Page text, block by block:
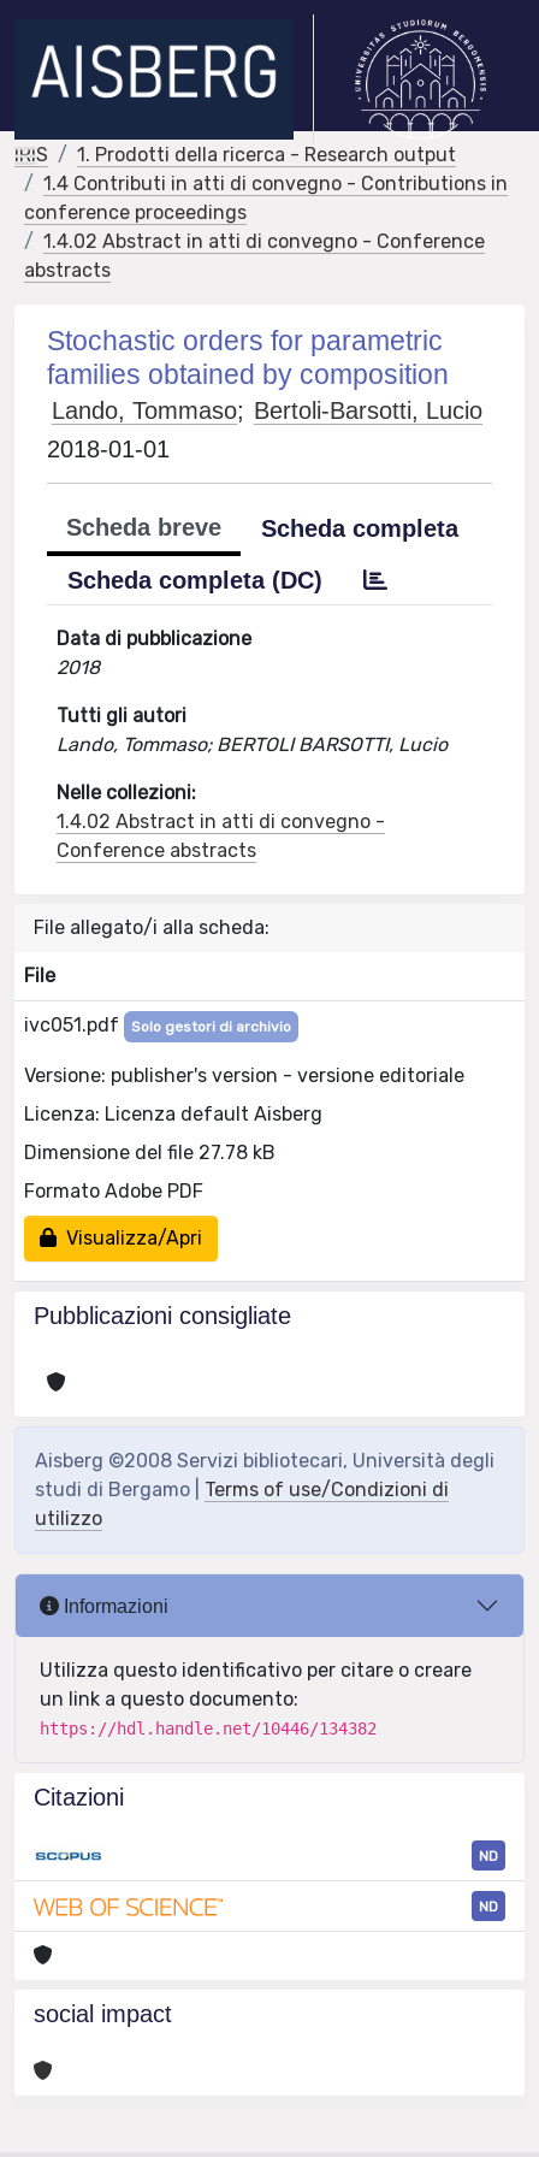
IRIS
1. Prodotti della ricerca - Research output
1.4 Contributi in atti di convegno - Contributions in
conference proceedings
1.4.02 Abstract in atti di convegno - Conference
abstracts
Stochastic orders for parametric
families obtained by composition
Lando, Tommaso; Bertoli-Barsotti, Lucio
2018-01-01
Scheda breve
Scheda completa
Scheda completa (DC)
Data di pubblicazione
2018
Tutti gli autori
Lando, Tommaso; BERTOLI BARSOTTI, Lucio
Nelle collezioni:
1.4.02 Abstract in atti di convegno -
Conference abstracts
File allegato/i alla scheda:
File
ivc051.pdf Solo gestori di archivio
Versione: publisher's version - versione editoriale
Licenza: Licenza default Aisberg
Dimensione del file 27.78 kB
Formato Adobe PDF
Visualizza/Apri
Pubblicazioni consigliate
Aisberg ©2008 Servizi bibliotecari, Università degli
studi di Bergamo | Terms of use/Condizioni di
utilizzo
Informazioni
Utilizza questo identificativo per citare o creare
un link a questo documento:
https://hdl.handle.net/10446/134382
Citazioni
ND
ND
social impact